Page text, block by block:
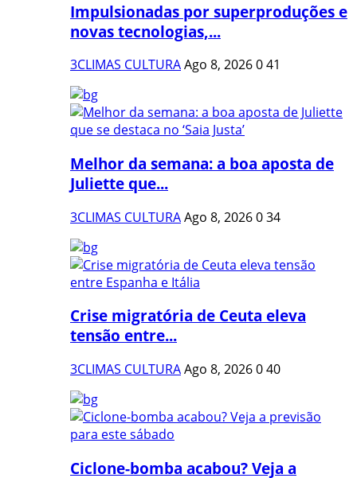
Impulsionadas por superproduções e
novas tecnologias,...
3CLIMAS CULTURAAgo 8, 2026041
Melhor da semana: a boa aposta de
Juliette que...
3CLIMAS CULTURAAgo 8, 2026034
Crise migratória de Ceuta eleva
tensão entre...
3CLIMAS CULTURAAgo 8, 2026040
Ciclone-bomba acabou? Veja a